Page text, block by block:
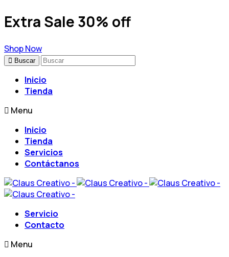
Extra Sale 30% off
Shop Now
Buscar
Inicio
Tienda
Menu
Inicio
Tienda
Servicios
Contáctanos
Servicio
Contacto
Menu